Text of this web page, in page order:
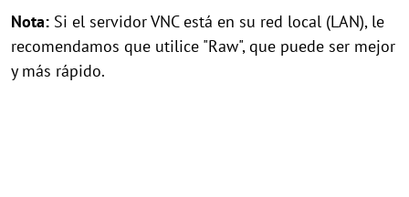
Nota: Si el servidor VNC está en su red local (LAN), le
recomendamos que utilice "Raw", que puede ser mejor
y más rápido.